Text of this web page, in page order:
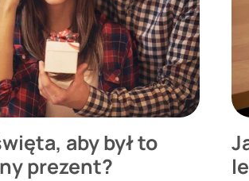
aby był to
prezent?